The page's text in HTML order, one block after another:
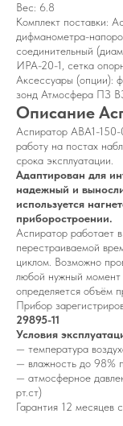
Вес: 6.8
Комплект поставки:
дифманометра-
соединительный
ИРА-20-1, сетка
Аксессуары (опции):
зонд Атмосфера ПЗ
Описание
Аспиратор АВА1-
работу на постах
срока эксплуатации.
Адаптирован для
надежный и
используется
приборостроении.
Аспиратор работает
перестраиваемой
циклом. Возможно
любой нужный
определяется объём
Прибор
29895-11
Условия
— температура
— влажность до 98%
— атмосферное
рт.ст)
Гарантия 12 месяцев